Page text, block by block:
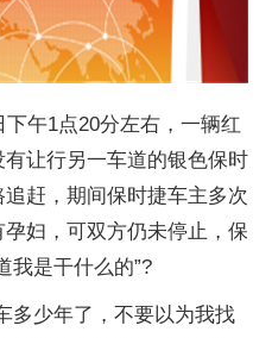
午1点20分左右，一辆红
让行另一车道的银色保时
赶，期间保时捷车主多次
妇，可双方仍未停止，保
我是干什么的”?
多少年了，不要以为我找